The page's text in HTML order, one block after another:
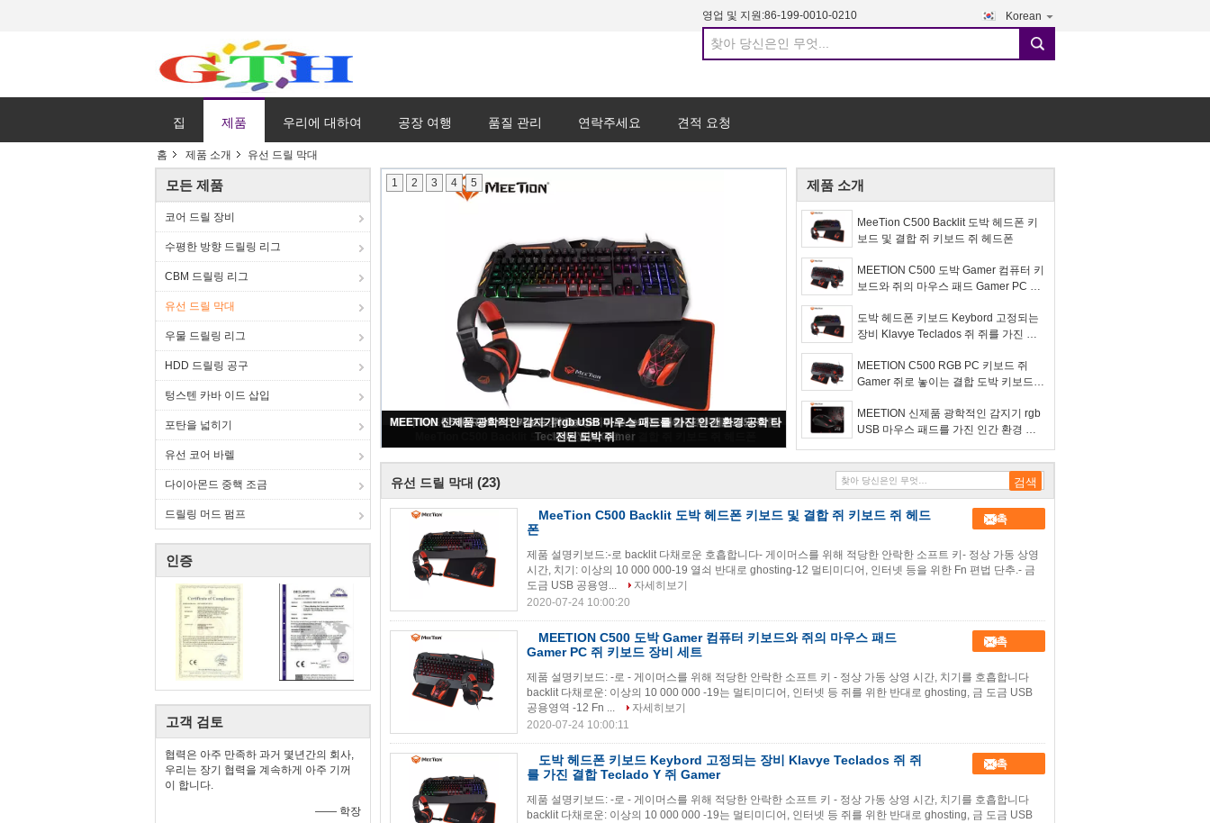
영업 및 지원:86-199-0010-0210 Korean
search
집 제품 우리에 대하여 공장 여행 품질 관리 연락주세요 견적 요청
홈 제품 소개 유선 드릴 막대
모든 제품
코어 드릴 장비
수평한 방향 드릴링 리그
CBM 드릴링 리그
유선 드릴 막대
우물 드릴링 리그
HDD 드릴링 공구
텅스텐 카바 이드 삽입
포탄을 넓히기
유선 코어 바렐
다이아몬드 중핵 조금
드릴링 머드 펌프
인증
고객 검토
협력은 아주 만족하 과거 몇년간의 회사,
우리는 장기 협력을 계속하게 아주 기꺼
이 합니다.
—— 학장
MeeTion C500 Backlit 도박 헤드폰 키보드 및 결합 쥐 키보드 쥐 헤드폰
1 2 3 4 5 제품 소개
MeeTion C500 Backlit 도박 헤드폰 키
보드 및 결합 쥐 키보드 쥐 헤드폰
MEETION C500 도박 Gamer 컴퓨터 키
보드와 쥐의 마우스 패드 Gamer PC 쥐
도박 헤드폰 키보드 Keybord 고정되는
장비 Klavye Teclados 쥐 쥐를 가진 결
MEETION C500 RGB PC 키보드 쥐
Gamer 쥐로 놓이는 결합 도박 키보드와
MEETION 신제품 광학적인 감지기 rgb
USB 마우스 패드를 가진 인간 환경 공
유선 드릴 막대 (23)
MeeTion C500 Backlit 도박 헤드폰 키보드 및 결합 쥐 키보드 쥐 헤드
폰
접촉
제품 설명키보드:-로 backlit 다채로운 호흡합니다- 게이머스를 위해 적당한 안락한 소프트 키- 정상 가동 상영
시간, 치기: 이상의 10 000 000-19 열쇠 반대로 ghosting-12 멀티미디어, 인터넷 등을 위한 Fn 편법 단추.- 금
도금 USB 공용영...
자세히보기
2020-07-24 10:00:20
MEETION C500 도박 Gamer 컴퓨터 키보드와 쥐의 마우스 패드
Gamer PC 쥐 키보드 장비 세트
접촉
제품 설명키보드: -로 - 게이머스를 위해 적당한 안락한 소프트 키 - 정상 가동 상영 시간, 치기를 호흡합니다
backlit 다채로운: 이상의 10 000 000 -19는 멀티미디어, 인터넷 등 쥐를 위한 반대로 ghosting, 금 도금 USB
공용영역 -12 Fn ...
자세히보기
2020-07-24 10:00:11
도박 헤드폰 키보드 Keybord 고정되는 장비 Klavye Teclados 쥐 쥐
를 가진 결합 Teclado Y 쥐 Gamer
접촉
제품 설명키보드: -로 - 게이머스를 위해 적당한 안락한 소프트 키 - 정상 가동 상영 시간, 치기를 호흡합니다
backlit 다채로운: 이상의 10 000 000 -19는 멀티미디어, 인터넷 등 쥐를 위한 반대로 ghosting, 금 도금 USB